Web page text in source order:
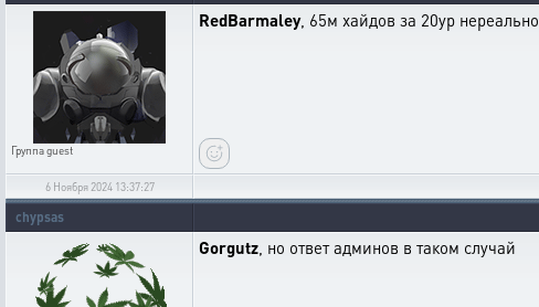
Группаguest
RedBarmaley, 65м хайдов за 20ур нереально
6 Ноября 2024 13:37:27
chypsas
Gorgutz, но ответ админов в таком случай